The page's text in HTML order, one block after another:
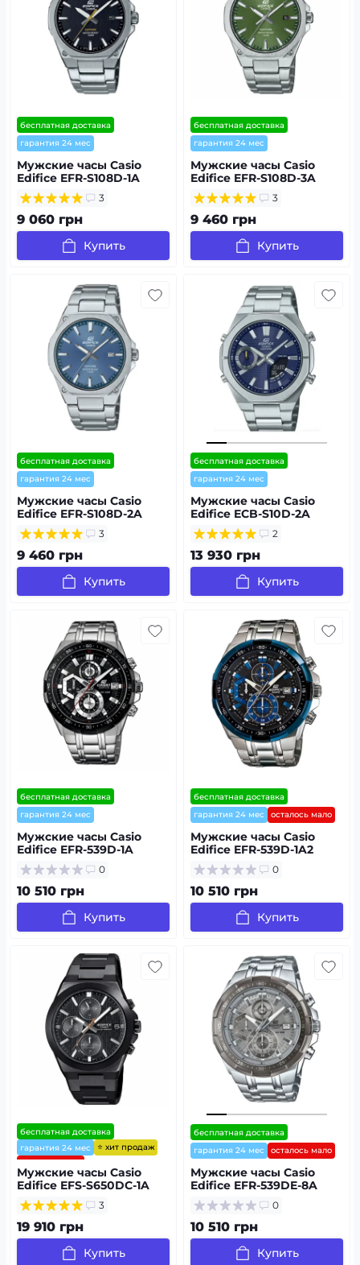
бесплатная доставка
гарантия 24 мес
Мужские часы Casio
Edifice EFR-S108D-1A
3
9 060 грн
Купить
бесплатная доставка
гарантия 24 мес
Мужские часы Casio
Edifice EFR-S108D-3A
3
9 460 грн
Купить
бесплатная доставка
гарантия 24 мес
Мужские часы Casio
Edifice EFR-S108D-2A
3
9 460 грн
Купить
бесплатная доставка
гарантия 24 мес
Мужские часы Casio
Edifice ECB-S10D-2A
2
13 930 грн
Купить
бесплатная доставка
гарантия 24 мес
Мужские часы Casio
Edifice EFR-539D-1A
0
10 510 грн
Купить
бесплатная доставка
гарантия 24 мес
осталось мало
Мужские часы Casio
Edifice EFR-539D-1A2
0
10 510 грн
Купить
бесплатная доставка
гарантия 24 мес
⭐ хит продаж
Мужские часы Casio
Edifice EFS-S650DC-1A
3
19 910 грн
Купить
бесплатная доставка
гарантия 24 мес
осталось мало
Мужские часы Casio
Edifice EFR-539DE-8A
0
10 510 грн
Купить